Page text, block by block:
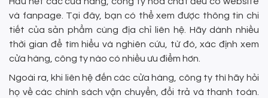
và fanpage. Tại đây, bạn có thể xem được thông tin chi
tiết của sản phẩm cùng địa chỉ liên hệ. Hãy dành nhiều
thời gian để tìm hiểu và nghiên cứu, từ đó, xác định xem
cửa hàng, công ty nào có nhiều ưu điểm hơn.
Ngoài ra, khi liên hệ đến các cửa hàng, công ty thì hãy hỏi
họ về các chính sách vận chuyển, đổi trả và thanh toán.